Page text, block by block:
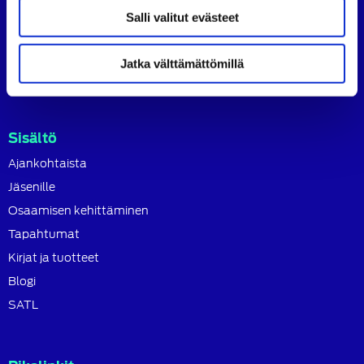
Salli valitut evästeet
Jatka välttämättömillä
tavoitteena on ylläpitää ja kehittää koko autoalan
osaamista ja ammattitaitoa.
Sisältö
Ajankohtaista
Jäsenille
Osaamisen kehittäminen
Tapahtumat
Kirjat ja tuotteet
Blogi
SATL